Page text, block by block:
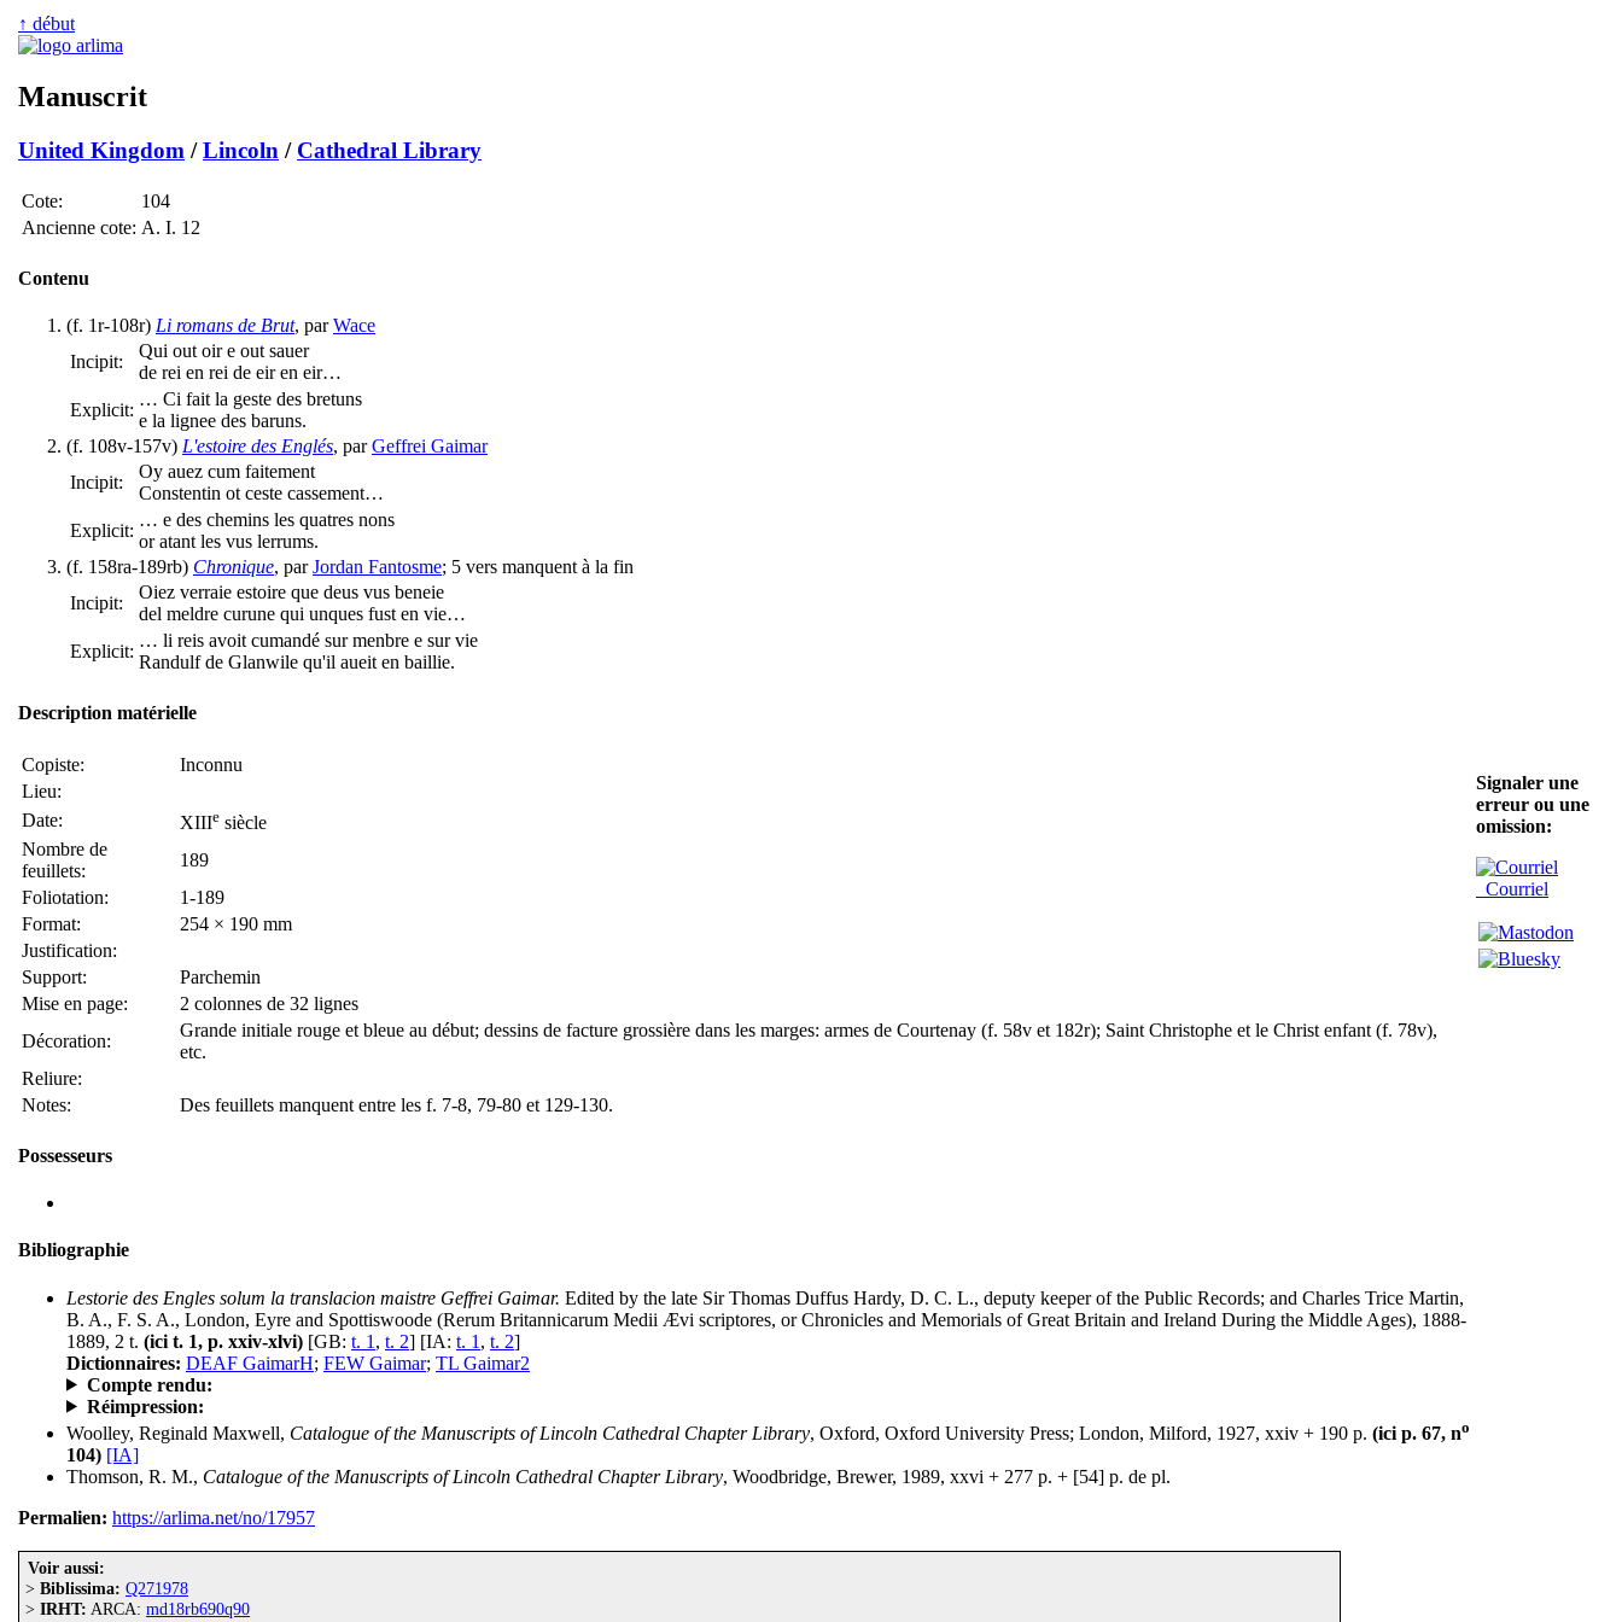
↑ début
Manuscrit
United Kingdom /Lincoln / Cathedral Library
Cote:
104
Ancienne cote: A. I. 12
Contenu
(f. 1r-108r) Li romans de Brut, parWace
Incipit:
Qui out oir e out sauer
de rei en rei de eir en eir…
Explicit:
… Ci fait la geste des bretuns
e la lignee des baruns.
(f. 108v-157v) L'estoire des Englés, parGeffrei Gaimar
Incipit:
Oy auez cum faitement
Constentin ot ceste cassement…
Explicit:
… e des chemins les quatres nons
or atant les vus lerrums.
(f. 158ra-189rb) Chronique, parJordan Fantosme; 5 vers manquent à la fin
Incipit:
Oiez verraie estoire que deus vus beneie
del meldre curune qui unques fust en vie…
Explicit:
… li reis avoit cumandé sur menbre e sur vie
Randulf de Glanwile qu'il aueit en baillie.
Description matérielle
Copiste:
Inconnu
Lieu:
Date:
XIIIe siècle
Nombre de
feuillets:
189
Foliotation:
1-189
Format:
254 × 190 mm
Justification:
Support:
Parchemin
Mise en page:
2 colonnes de 32 lignes
Décoration:
Grande initiale rouge et bleue au début; dessins de facture grossière dans les marges: armes de Courtenay (f. 58v et 182r); Saint Christophe et le Christ enfant (f. 78v),
etc.
Reliure:
Notes:
Des feuillets manquent entre les f. 7-8, 79-80 et 129-130.
Possesseurs
Bibliographie
Lestorie des Engles solum la translacion maistre Geffrei Gaimar. Edited by the late Sir Thomas Duffus Hardy, D. C. L., deputy keeper of the Public Records; and Charles Trice Martin,
B. A., F. S. A., London, Eyre and Spottiswoode (Rerum Britannicarum Medii Ævi scriptores, or Chronicles and Memorials of Great Britain and Ireland During the Middle Ages), 1888-
1889, 2 t. (ici t. 1, p. xxiv-xlvi) [GB: t. 1 , t. 2] [IA: t. 1 , t. 2]
Dictionnaires: DEAF GaimarH; FEW Gaimar; TL Gaimar2
Compte rendu:
Réimpression:
Woolley, Reginald Maxwell, Catalogue of the Manuscripts of Lincoln Cathedral Chapter Library, Oxford, Oxford University Press; London, Milford, 1927, xxiv + 190 p. (ici p. 67, no
104) [IA]
Thomson, R. M., Catalogue of the Manuscripts of Lincoln Cathedral Chapter Library, Woodbridge, Brewer, 1989, xxvi + 277 p. + [54] p. de pl.
Permalien: https://arlima.net/no/17957
Voir aussi:
> Biblissima: Q271978
> IRHT: ARCA: md18rb690q90
Signaler une
erreur ou une
omission:
Courriel